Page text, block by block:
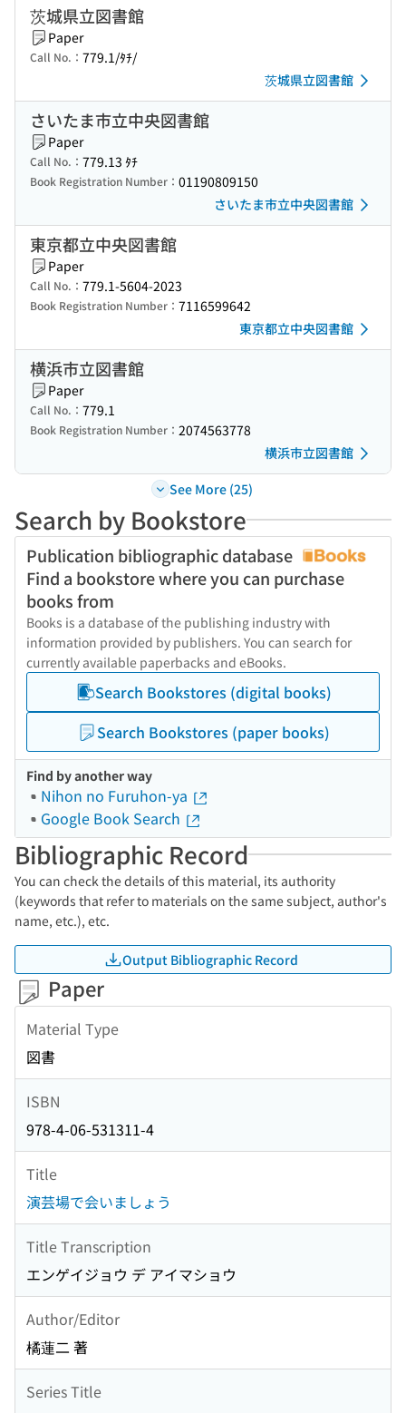
茨城県立図書館
Paper
Call No.： 779.1/ﾀﾁ/
茨城県立図書館
さいたま市立中央図書館
Paper
Call No.： 779.13 ﾀﾁ
Book Registration Number： 01190809150
さいたま市立中央図書館
東京都立中央図書館
Paper
Call No.： 779.1-5604-2023
Book Registration Number： 7116599642
東京都立中央図書館
横浜市立図書館
Paper
Call No.： 779.1
Book Registration Number： 2074563778
横浜市立図書館
See More (25)
Search by Bookstore
Publication bibliographic database
Find a bookstore where you can purchase
books from
Books is a database of the publishing industry with
information provided by publishers. You can search for
currently available paperbacks and eBooks.
Search Bookstores (digital books)
Search Bookstores (paper books)
Find by another way
Nihon no Furuhon-ya
Google Book Search
Bibliographic Record
You can check the details of this material, its authority
(keywords that refer to materials on the same subject, author's
name, etc.), etc.
Output Bibliographic Record
Paper
Material Type
図書
ISBN
978-4-06-531311-4
Title
演芸場で会いましょう
Title Transcription
エンゲイジョウ デ アイマショウ
Author/Editor
橘蓮二 著
Series Title